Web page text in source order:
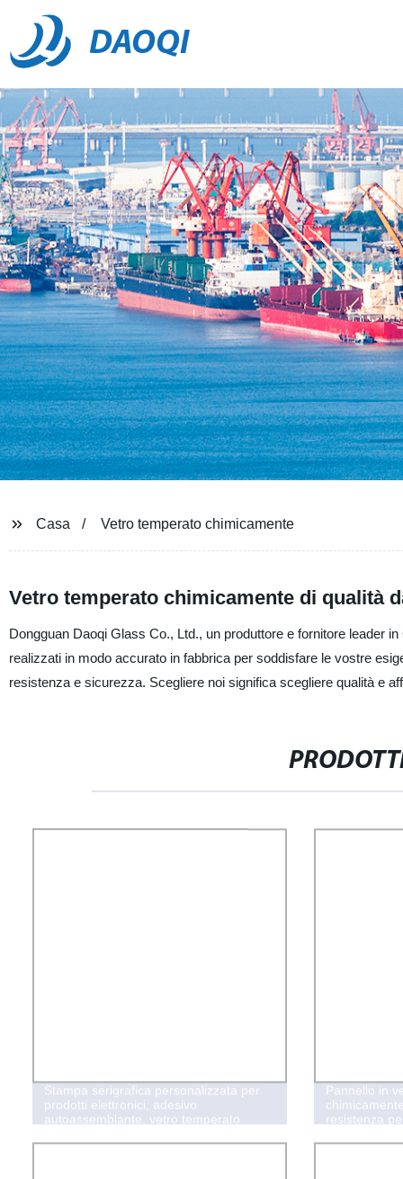
DAOQI
Casa Vetro temperato chimicamente
Vetro temperato chimicamente di qualità
Dongguan Daoqi Glass Co., Ltd., un produttore e fornitore leader
realizzati in modo accurato in fabbrica per soddisfare le vostre
resistenza e sicurezza. Scegliere noi significa scegliere qualità e
Stampa serigrafica personalizzata per
prodotti elettronici, adesivo
autoassemblante, vetro temperato
Pannello in
resistenza
luce &gt;91%